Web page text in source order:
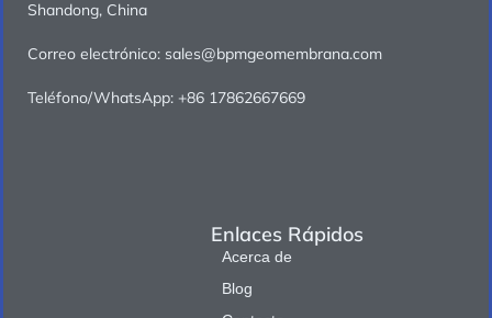
Enlaces Rápidos
Acerca de
Blog
Shandong, China
Correo electrónico: sales@bpmgeomembrana.com
Teléfono/WhatsApp: +86 17862667669